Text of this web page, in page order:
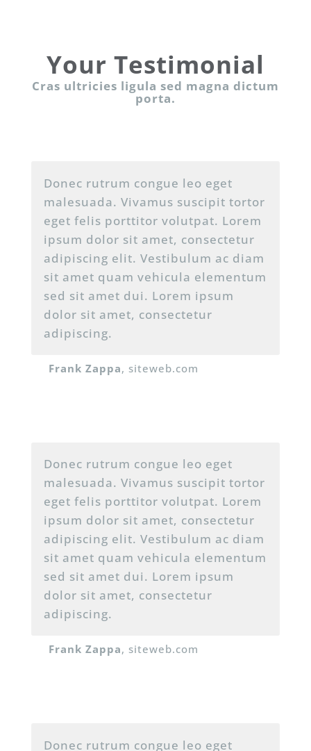
Your Testimonial
Cras ultricies ligula sed magna dictum
porta.
Donec rutrum congue leo eget
malesuada. Vivamus suscipit tortor
eget felis porttitor volutpat. Lorem
ipsum dolor sit amet, consectetur
adipiscing elit. Vestibulum ac diam
sit amet quam vehicula elementum
sed sit amet dui. Lorem ipsum
dolor sit amet, consectetur
adipiscing.
Frank Zappa, siteweb.com
Donec rutrum congue leo eget
malesuada. Vivamus suscipit tortor
eget felis porttitor volutpat. Lorem
ipsum dolor sit amet, consectetur
adipiscing elit. Vestibulum ac diam
sit amet quam vehicula elementum
sed sit amet dui. Lorem ipsum
dolor sit amet, consectetur
adipiscing.
Frank Zappa, siteweb.com
Donec rutrum congue leo eget